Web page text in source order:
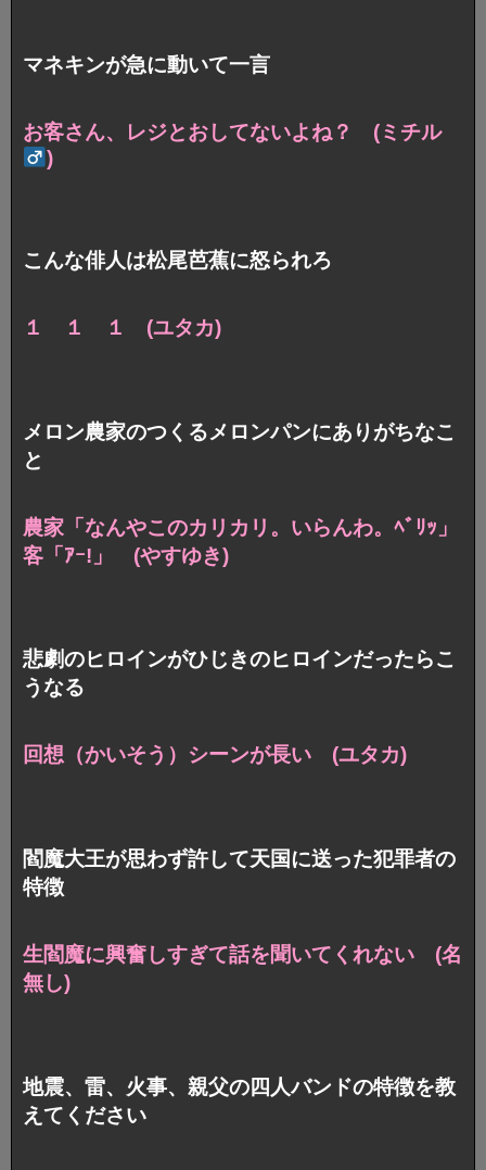
マネキンが急に動いて一言
お客さん、レジとおしてないよね？ (ミチル
)
こんな俳人は松尾芭蕉に怒られろ
１ １ １ (ユタカ)
メロン農家のつくるメロンパンにありがちなこ
と
農家「なんやこのカリカリ。いらんわ。ﾍﾞﾘｯ」
客「ｱｰ!」 (やすゆき)
悲劇のヒロインがひじきのヒロインだったらこ
うなる
回想（かいそう）シーンが長い (ユタカ)
閻魔大王が思わず許して天国に送った犯罪者の
特徴
生閻魔に興奮しすぎて話を聞いてくれない (名
無し)
地震、雷、火事、親父の四人バンドの特徴を教
えてください